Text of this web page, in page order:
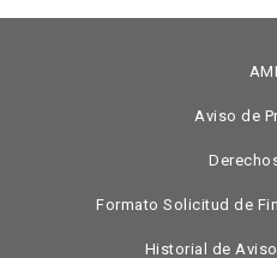
Aviso de
Formato Solicitud de
Historial de